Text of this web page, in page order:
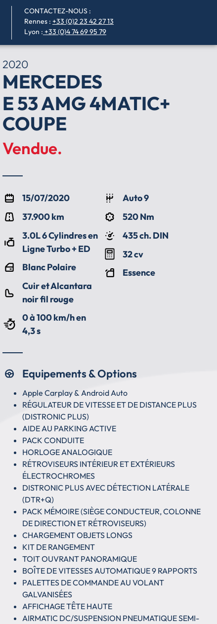
CONTACTEZ-NOUS :
Rennes : +33 (0)2 23 42 27 13
Lyon : +33 (0)4 74 69 95 79
2020
MERCEDES
E 53 AMG 4MATIC+
COUPE
Vendue.
15/07/2020
37.900 km
3.0L 6 Cylindres en
Ligne Turbo + ED
Blanc Polaire
Cuir et Alcantara
noir fil rouge
0 à 100 km/h en
4,3 s
Auto 9
520 Nm
435 ch. DIN
32 cv
Essence
Equipements & Options
Apple Carplay & Android Auto
RÉGULATEUR DE VITESSE ET DE DISTANCE PLUS
(DISTRONIC PLUS)
AIDE AU PARKING ACTIVE
PACK CONDUITE
HORLOGE ANALOGIQUE
RÉTROVISEURS INTÉRIEUR ET EXTÉRIEURS
ÉLECTROCHROMES
DISTRONIC PLUS AVEC DÉTECTION LATÉRALE
(DTR+Q)
PACK MÉMOIRE (SIÈGE CONDUCTEUR, COLONNE
DE DIRECTION ET RÉTROVISEURS)
CHARGEMENT OBJETS LONGS
KIT DE RANGEMENT
TOIT OUVRANT PANORAMIQUE
BOÎTE DE VITESSES AUTOMATIQUE 9 RAPPORTS
PALETTES DE COMMANDE AU VOLANT
GALVANISÉES
AFFICHAGE TÊTE HAUTE
AIRMATIC DC/SUSPENSION PNEUMATIQUE SEMI-